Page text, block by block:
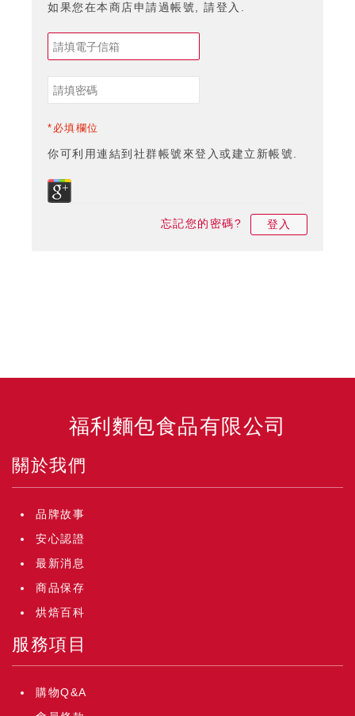
如果您在本商店申請過帳號, 請登入.
*必填欄位
你可利用連結到社群帳號來登入或建立新帳號.
忘記您的密碼? 登入
福利麵包食品有限公司
關於我們
品牌故事
安心認證
最新消息
商品保存
烘焙百科
服務項目
購物Q&A